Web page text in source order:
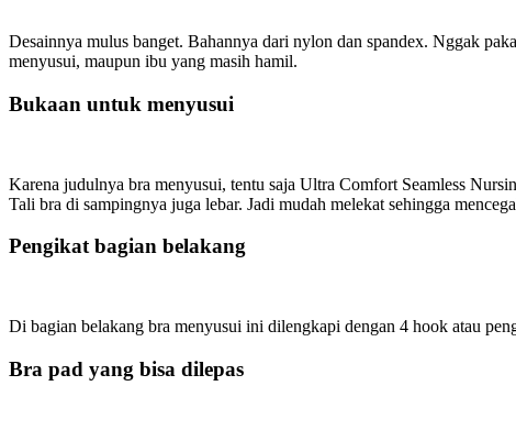
Desainnya mulus banget. Bahannya dari nylon dan spandex. Nggak
menyusui, maupun ibu yang masih hamil.
Bukaan untuk menyusui
Karena judulnya bra menyusui, tentu saja Ultra Comfort Seamless
Tali bra di sampingnya juga lebar. Jadi mudah melekat sehingga
Pengikat bagian belakang
Di bagian belakang bra menyusui ini dilengkapi dengan 4 hook atau
Bra pad yang bisa dilepas